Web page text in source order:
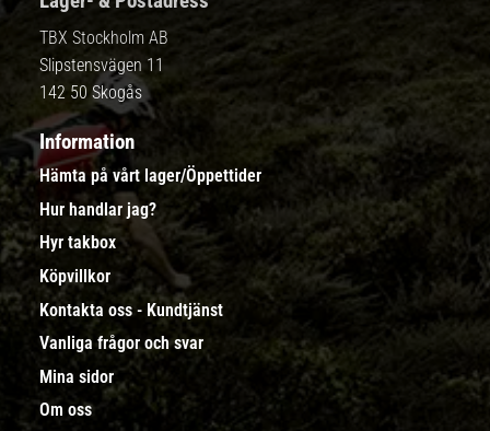
TBX Stockholm AB
Slipstensvägen 11
142 50 Skogås
Information
Hämta på vårt lager/Öppettider
Hur handlar jag?
Hyr takbox
Köpvillkor
Kontakta oss - Kundtjänst
Vanliga frågor och svar
Mina sidor
Om oss